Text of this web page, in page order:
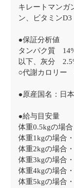
キレートマンガ
ン、ビタミンD3
●保証分析値
タンパク質
以下、灰分
○代謝カロリー
●原産国名：日本
●給与目安量
体重0.5kgの場
体重1kgの場合
体重2kgの場合
体重3kgの場合
体重4kgの場合
体重5kgの場合